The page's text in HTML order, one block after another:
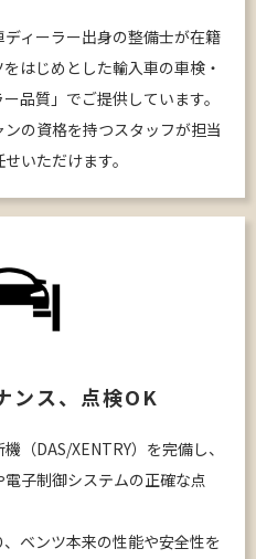
ィーラー出身の整備士が在籍
はじめとした輸入車の車検・
品質」でご提供しています。
の資格を持つスタッフが担当
いただけます。
ンス、点検OK
（DAS/XENTRY）を完備し、
子制御システムの正確な点
ベンツ本来の性能や安全性を